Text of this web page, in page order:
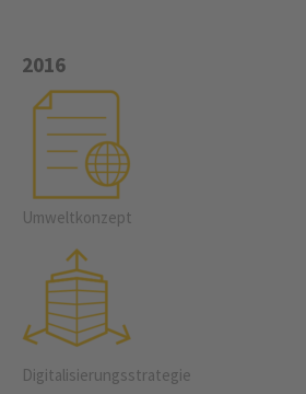
2016
Umweltkonzept
Digital­isierungs­strategie